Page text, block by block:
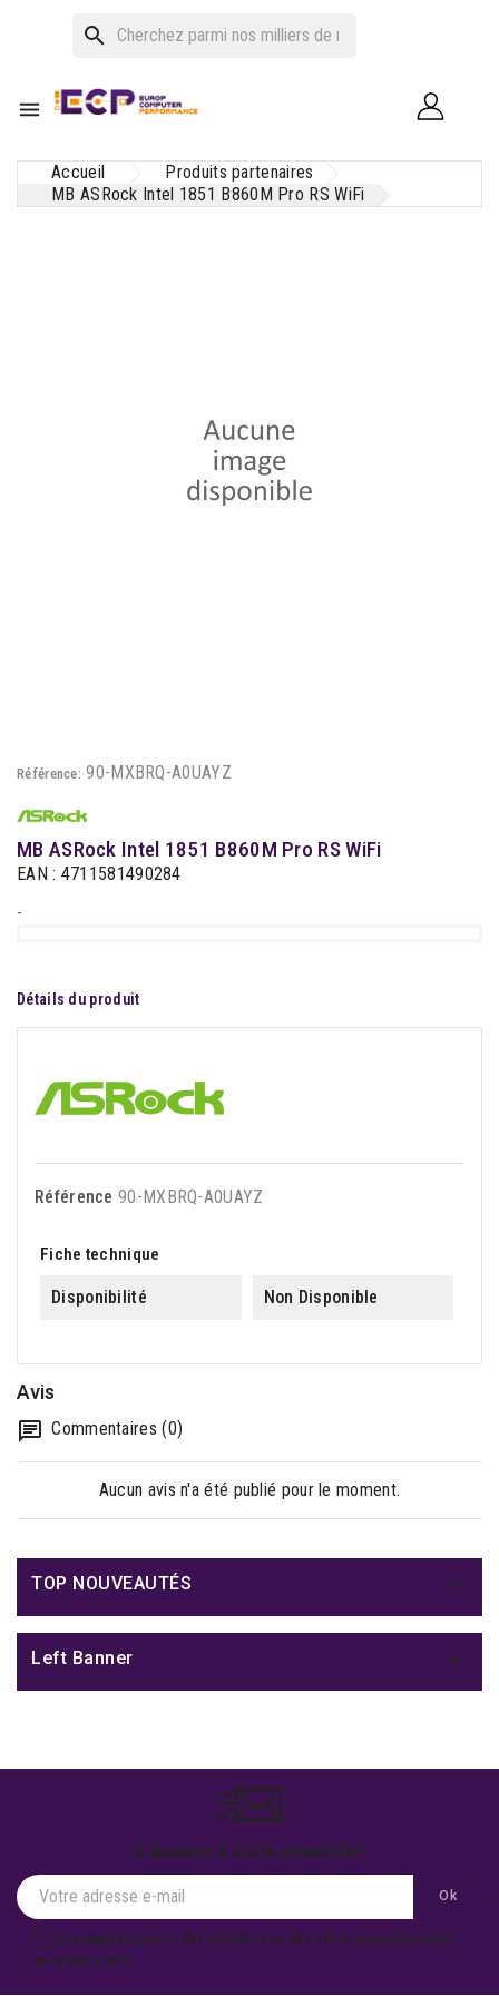
search

Accueil
Produits partenaires
MB ASRock Intel 1851 B860M Pro RS WiFi
Référence: 90-MXBRQ-A0UAYZ
MB ASRock Intel 1851 B860M Pro RS WiFi
EAN : 4711581490284
-
Détails du produit
Référence 90-MXBRQ-A0UAYZ
Fiche technique
Disponibilité Non Disponible
Avis
Commentaires (0)
Aucun avis n'a été publié pour le moment.
TOP NOUVEAUTÉS 
Left Banner 
S'abonner à notre newsletter
Je souhaite recevoir des actualités ou des offres promotionnelles
de la part d'ECP.